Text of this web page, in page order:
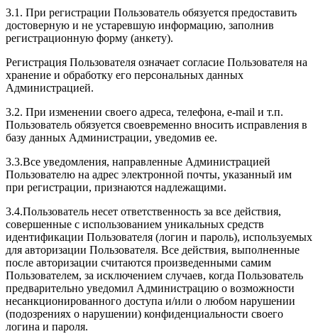
3.1. При регистрации Пользователь обязуется предоставить
достоверную и не устаревшую информацию, заполнив
регистрационную форму (анкету).
Регистрация Пользователя означает согласие Пользователя на
хранение и обработку его персональных данных
Администрацией.
3.2. При изменении своего адреса, телефона, e-mail и т.п.
Пользователь обязуется своевременно вносить исправления в
базу данных Администрации, уведомив ее.
3.3.Все уведомления, направленные Администрацией
Пользователю на адрес электронной почты, указанный им
при регистрации, признаются надлежащими.
3.4.Пользователь несет ответственность за все действия,
совершенные с использованием уникальных средств
идентификации Пользователя (логин и пароль), используемых
для авторизации Пользователя. Все действия, выполненные
после авторизации считаются произведенными самим
Пользователем, за исключением случаев, когда Пользователь
предварительно уведомил Администрацию о возможности
несанкционированного доступа и/или о любом нарушении
(подозрениях о нарушении) конфиденциальности своего
логина и пароля.